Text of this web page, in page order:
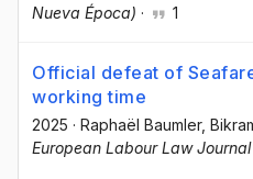
Nueva Época) · 1
Official defeat of
working time
2025 · Raphaël Baumler,
European Labour Law Journal